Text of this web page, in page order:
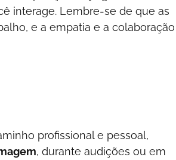
interage. Lembre-se de que as
e a empatia e a colaboração
profissional e pessoal,
, durante audições ou em